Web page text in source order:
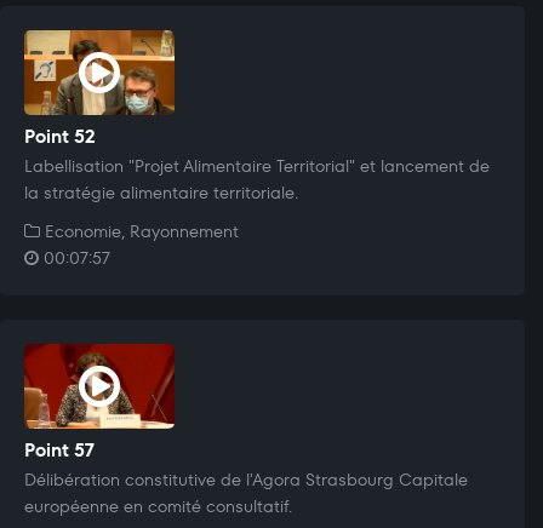
Point 52
Labellisation "Projet Alimentaire Territorial" et lancement de
la stratégie alimentaire territoriale.
Economie, Rayonnement
00:07:57
Point 57
Délibération constitutive de l'Agora Strasbourg Capitale
européenne en comité consultatif.